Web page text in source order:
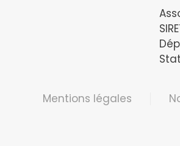
Mentions légales